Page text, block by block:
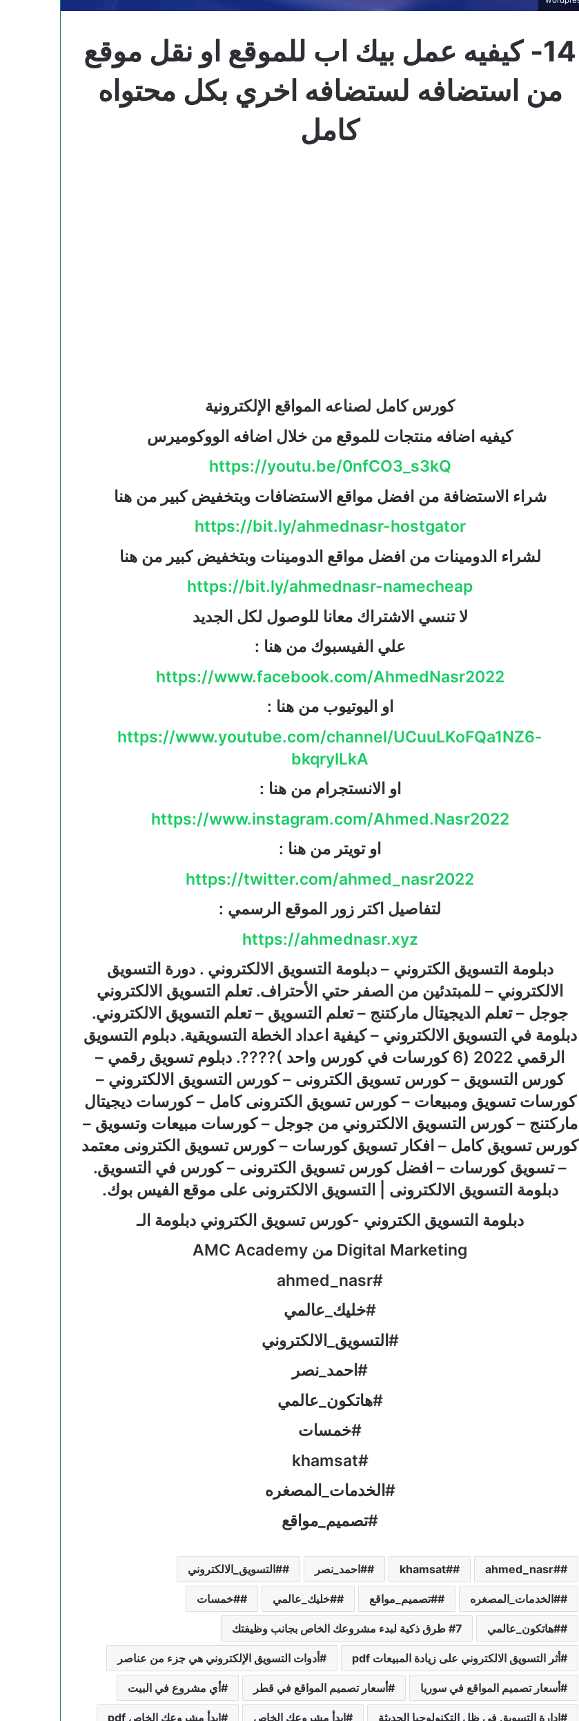
14- كيفيه عمل بيك اب للموقع او نقل موقع
من استضافه لستضافه اخري بكل محتواه
كامل
كورس كامل لصناعه المواقع الإلكترونية
كيفيه اضافه منتجات للموقع من خلال اضافه الووكوميرس
https://youtu.be/0nfCO3_s3kQ
شراء الاستضافة من افضل مواقع الاستضافات وبتخفيض كبير من هنا
https://bit.ly/ahmednasr-hostgator
لشراء الدومينات من افضل مواقع الدومينات وبتخفيض كبير من هنا
https://bit.ly/ahmednasr-namecheap
لا تنسي الاشتراك معانا للوصول لكل الجديد
علي الفيسبوك من هنا :
https://www.facebook.com/AhmedNasr2022
او اليوتيوب من هنا :
https://www.youtube.com/channel/UCuuLKoFQa1NZ6-
bkqryILkA
او الانستجرام من هنا :
https://www.instagram.com/Ahmed.Nasr2022
او تويتر من هنا :
https://twitter.com/ahmed_nasr2022
لتفاصيل اكتر زور الموقع الرسمي :
https://ahmednasr.xyz
دبلومة التسويق الكتروني – دبلومة التسويق الالكتروني . دورة التسويق
الالكتروني – للمبتدئين من الصفر حتي الأحتراف. تعلم التسويق الالكتروني
جوجل – تعلم الديجيتال ماركتنج – تعلم التسويق – تعلم التسويق الالكتروني.
دبلومة في التسويق الالكتروني – كيفية اعداد الخطة التسويقية. دبلوم التسويق
الرقمي 2022 (6 كورسات في كورس واحد )????. دبلوم تسويق رقمي –
كورس التسويق – كورس تسويق الكترونى – كورس التسويق الالكتروني –
كورسات تسويق ومبيعات – كورس تسويق الكترونى كامل – كورسات ديجيتال
ماركتنج – كورس التسويق الالكتروني من جوجل – كورسات مبيعات وتسويق –
كورس تسويق كامل – افكار تسويق كورسات – كورس تسويق الكترونى معتمد
– تسويق كورسات – افضل كورس تسويق الكترونى – كورس في التسويق.
دبلومة التسويق الالكترونى | التسويق الالكترونى على موقع الفيس بوك.
دبلومة التسويق الكتروني -كورس تسويق الكتروني دبلومة الـ
Digital Marketing من AMC Academy
#ahmed_nasr
#خليك_عالمي
#التسويق_الالكتروني
#احمد_نصر
#هاتكون_عالمي
#خمسات
#khamsat
#الخدمات_المصغره
#تصميم_مواقع
#ahmed_nasr
#khamsat #احمد_نصر #التسويق_الالكتروني
#الخدمات_المصغره #تصميم_مواقع #خليك_عالمي #خمسات
#هاتكون_عالمي 7 طرق ذكية لبدء مشروعك الخاص بجانب وظيفتك
أثر التسويق الالكتروني على زيادة المبيعات pdf أدوات التسويق الإلكتروني هي جزء من عناصر
أسعار تصميم المواقع في سوريا أسعار تصميم المواقع في قطر أي مشروع في البيت
إدارة التسويق في ظل التكنولوجيا الحديثة ابدأ مشروعك الخاص ابدأ مشروعك الخاص pdf